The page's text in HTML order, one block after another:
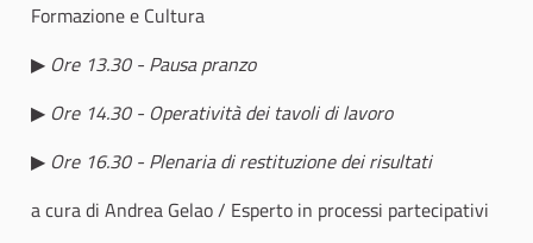
Formazione e Cultura
▶ Ore 13.30 - Pausa pranzo
▶ Ore 14.30 - Operatività dei tavoli di lavoro
▶ Ore 16.30 - Plenaria di restituzione dei risultati
a cura di Andrea Gelao / Esperto in processi partecipativi